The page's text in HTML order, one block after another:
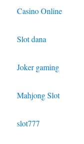
Casino Online
Slot dana
Joker gaming
Mahjong Slot
slot777